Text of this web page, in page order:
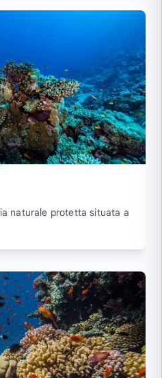
naturale protetta situata a